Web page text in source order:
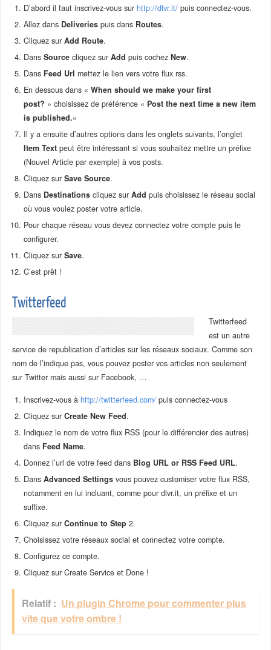
D’abord il faut inscrivez-vous sur http://dlvr.it/puis connectez-vous.
Allez dans Deliveriespuis dans Routes.
Cliquez sur Add Route.
Dans Sourcecliquez sur Add puis cochez New.
Dans Feed Url mettez le lien vers votre flux rss.
En dessous dans « When should we make your first
post? » choisissez de préférence « Post the next time a new item
is published.«
Il y a ensuite d’autres options dans les onglets suivants, l’onglet
Item Textpeut être intéressant si vous souhaitez mettre un préfixe
(Nouvel Article par exemple) à vos posts.
Cliquez sur Save Source.
Dans Destinationscliquez sur Add puis choisissez le réseau social
où vous voulez poster votre article.
Pour chaque réseau vous devez connectez votre compte puis le
configurer.
Cliquez sur Save.
C’est prêt !
Twitterfeed
Twitterfeed
est un autre
service de republication d’articles sur les réseaux sociaux. Comme son
nom de l’indique pas, vous pouvez poster vos articles non seulement
sur Twitter mais aussi sur Facebook, …
Inscrivez-vous à http://twitterfeed.com/puis connectez-vous
Cliquez sur Create New Feed.
Indiquez le nom de votre flux RSS (pour le différencier des autres)
dans Feed Name.
Donnez l’url de votre feed dans Blog URL or RSS Feed URL.
Dans Advanced Settingsvous pouvez customiser votre flux RSS,
notamment en lui incluant, comme pour dlvr.it, un préfixe et un
suffixe.
Cliquez sur Continue to Step2.
Choisissez votre réseaux social et connectez votre compte.
Configurez ce compte.
Cliquez sur Create Service et Done !
Relatif : Un plugin Chrome pour commenter plus
vite que votre ombre !